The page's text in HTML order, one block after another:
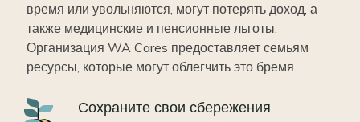
время или увольняются, могут потерять доход, а
также медицинские и пенсионные льготы.
Организация WA Cares предоставляет семьям
ресурсы, которые могут облегчить это бремя.
Icon Сохраните свои сбережения